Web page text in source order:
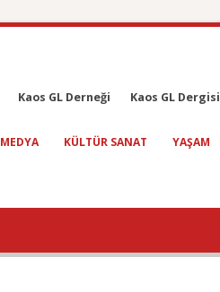
Kaos GL Derneği Kaos GL Dergisi
MEDYA KÜLTÜR SANAT YAŞAM